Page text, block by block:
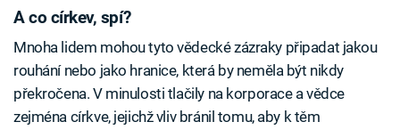
A co církev, spí?
Mnoha lidem mohou tyto vědecké zázraky připadat jakou
rouhání nebo jako hranice, která by neměla být nikdy
překročena. V minulosti tlačily na korporace a vědce
zejména církve, jejichž vliv bránil tomu, aby k těm